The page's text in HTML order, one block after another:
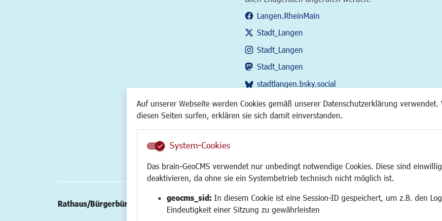
Auf unserer Webseite werden Cookies gemäß unserer Datenschutzerklärung
diesen Seiten surfen, erklären sie sich damit einverstanden.
System-Cookies
Das brain-GeoCMS verwendet nur unbedingt notwendige Cookies. Diese sind
deaktivieren, da ohne sie ein Systembetrieb technisch nicht möglich ist.
geocms_sid: In diesem Cookie ist eine Session-ID gespeichert, um z.B. den
Eindeutigkeit einer Sitzung zu gewährleisten
Langen.RheinMain
Stadt_Langen
Stadt_Langen
Stadt_Langen
stadtlangen.bsky.social
RSS-Feed
Rathaus/Bürgerbüro Wirtschaft/Stadtentwicklung Familie/Soziales Bauen/